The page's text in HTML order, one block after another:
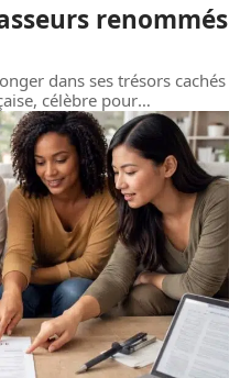
renommés
dans ses trésors cachés
célèbre pour…